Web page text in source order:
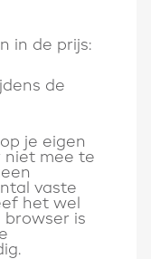
in de prijs:
de
je eigen
niet mee te
vaste
het wel
browser is